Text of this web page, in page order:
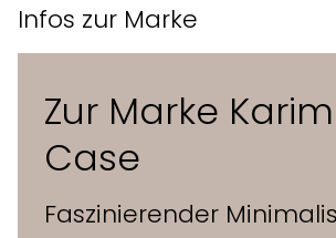
44 cm (mit
Papierkordel 42
Holz
Eiche natur,
Infos zur Marke
Zur Marke
Case
Faszinierender